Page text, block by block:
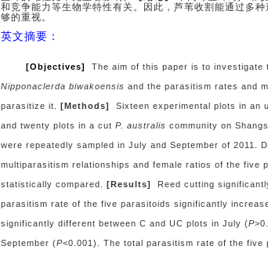
和竞争能力等生物学特性有关。因此，芦苇收割能通过多
够的重视。
英文摘要：
[Objectives] The aim of this paper is to
Nipponaclerda biwakoensis and the parasitism rates and
parasitize it. [Methods] Sixteen experimental plots in an
and twenty plots in a cut P. australis community on
were repeatedly sampled in July and September of 2011.
multiparasitism relationships and female ratios of the five
statistically compared. [Results] Reed cutting
parasitism rate of the five parasitoids significantly
significantly different between C and UC plots in July (P
September (P<0.001). The total parasitism rate of the